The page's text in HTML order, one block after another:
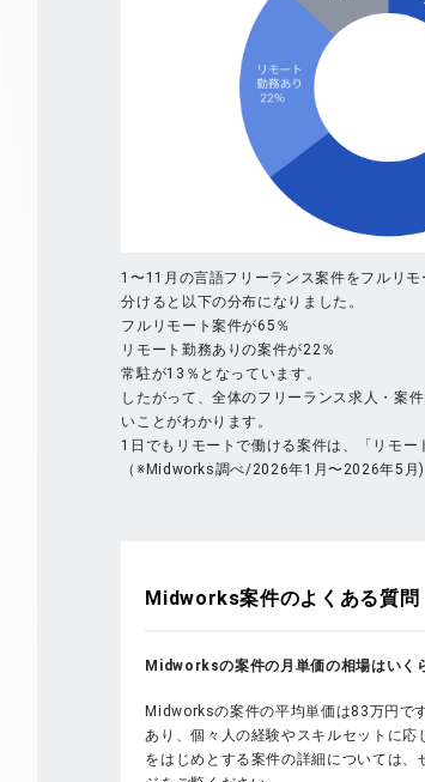
1〜11月の言語フリーランス案件をフルリ
分けると以下の分布になりました。
フルリモート案件が65％
リモート勤務ありの案件が22％
常駐が13％となっています。
したがって、全体のフリーランス求人・案
いことがわかります。
1日でもリモートで働ける案件は、「リモー
（※Midworks調べ/2026年1月〜2026年5月)
Midworks案件のよくある質問
Midworksの案件の月単価の相場はいく
Midworksの案件の平均単価は83万円で
あり、個々人の経験やスキルセットに応
をはじめとする案件の詳細については